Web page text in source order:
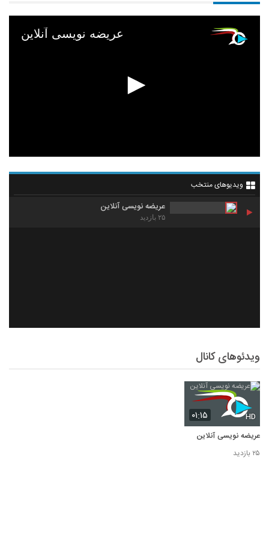
عریضه نویسی آنلاین
ویدیوهای منتخب
عریضه نویسی آنلاین
۲۵ بازدید
ویدئوهای کانال
۰۱:۱۵ HD
عریضه نویسی آنلاین
۲۵ بازدید